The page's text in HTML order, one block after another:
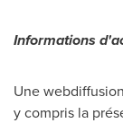
Informations
Une
y compris la